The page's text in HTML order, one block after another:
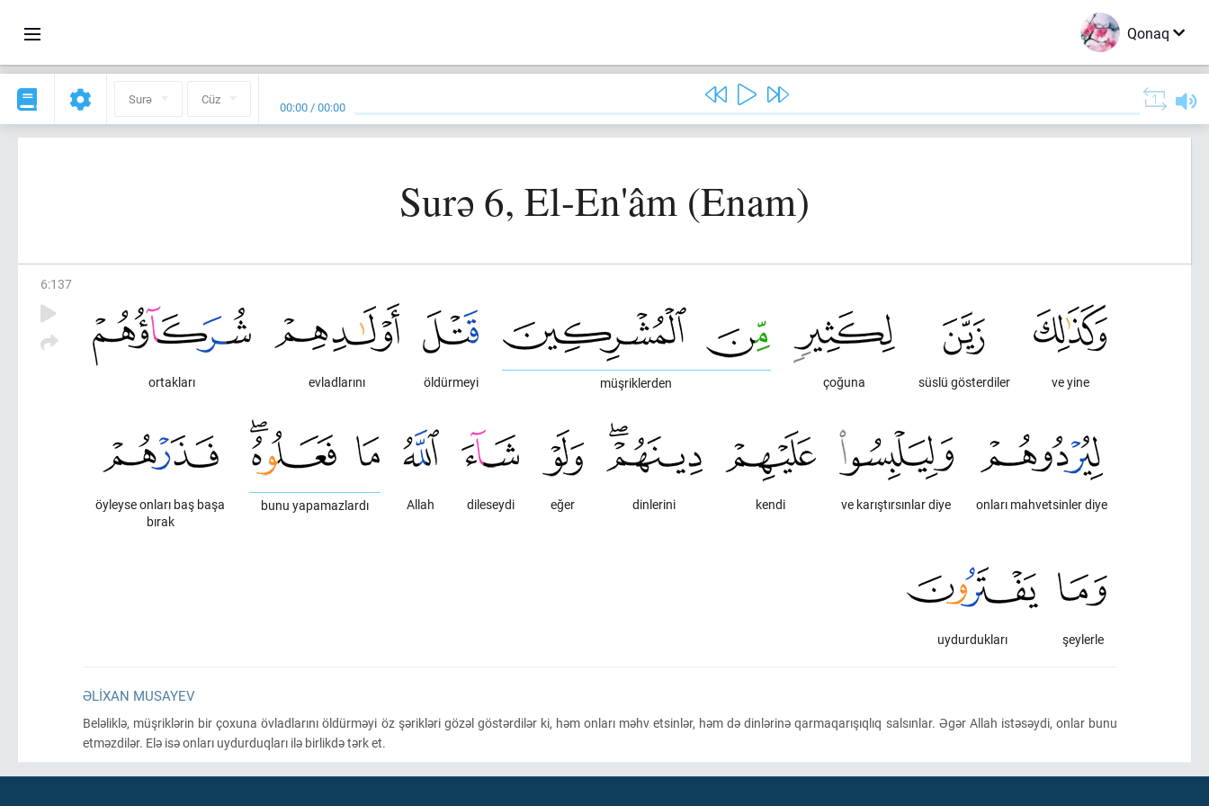
Qonaq
Surə Cüz 00:00 /00:00
Surə 6, El-En'âm (Enam)
6:137
ve yine
süslü gösterdiler
çoğuna
müşriklerden
öldürmeyi
evladlarını
ortakları
onları mahvetsinler diye
ve karıştırsınlar diye
kendi
dinlerini
eğer
dileseydi
Allah
bunu yapamazlardı
öyleyse onları baş başa
bırak
şeylerle
uydurdukları
ƏLIXAN MUSAYEV
Beləliklə, müşriklərin bir çoxuna övladlarını öldürməyi öz şərikləri gözəl göstərdilər ki, həm onları məhv etsinlər, həm də dinlərinə qarmaqarışıqlıq salsınlar. Əgər Allah istəsəydi, onlar bunu
etməzdilər. Elə isə onları uydurduqları ilə birlikdə tərk et.